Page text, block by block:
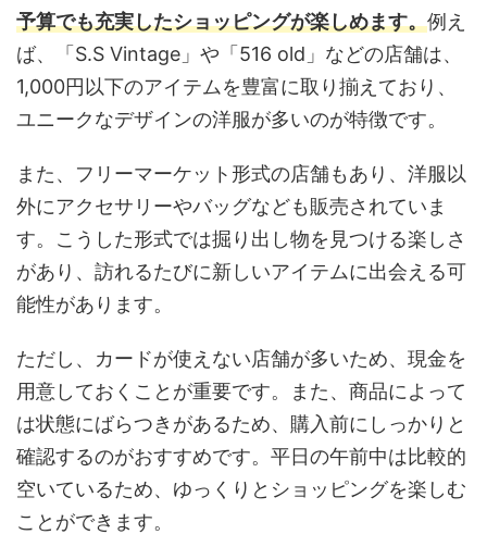
予算でも充実したショッピングが楽しめます。例え
ば、「S.S Vintage」や「516 old」などの店舗は、
1,000円以下のアイテムを豊富に取り揃えており、
ユニークなデザインの洋服が多いのが特徴です。
また、フリーマーケット形式の店舗もあり、洋服以
外にアクセサリーやバッグなども販売されていま
す。こうした形式では掘り出し物を見つける楽しさ
があり、訪れるたびに新しいアイテムに出会える可
能性があります。
ただし、カードが使えない店舗が多いため、現金を
用意しておくことが重要です。また、商品によって
は状態にばらつきがあるため、購入前にしっかりと
確認するのがおすすめです。平日の午前中は比較的
空いているため、ゆっくりとショッピングを楽しむ
ことができます。